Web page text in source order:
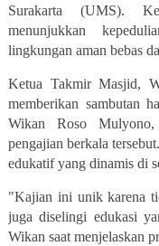
Surakarta (UMS).
menunjukkan
lingkungan aman bebas
Ketua Takmir Masjid,
memberikan sambutan
Wikan Roso
pengajian berkala
edukatif yang dinamis di
"Kajian ini unik karena
juga diselingi edukasi
Wikan saat menjelaskan